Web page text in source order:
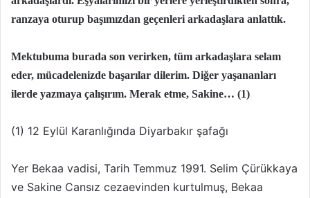
ranzaya oturup başımızdan geçenleri arkadaşlara anlattık.
Mektubuma burada son verirken, tüm arkadaşlara selam
eder, mücadelenizde başarılar dilerim. Diğer yaşananları
ilerde yazmaya çalışırım. Merak etme, Sakine… (1)
(1) 12 Eylül Karanlığında Diyarbakır şafağı
Yer Bekaa vadisi, Tarih Temmuz 1991. Selim Çürükkaya
ve Sakine Cansız cezaevinden kurtulmuş, Bekaa